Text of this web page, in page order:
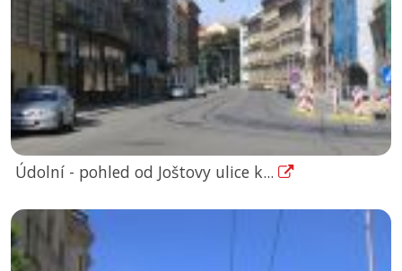
Údolní - pohled od Joštovy ulice k...